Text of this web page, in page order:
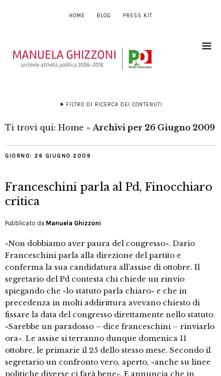
HOME BLOG PRESS KIT
FILTRO DI RICERCA DEI CONTENUTI
Ti trovi qui: Home » Archivi per 26 Giugno 2009
GIORNO: 26 GIUGNO 2009
Franceschini parla al Pd, Finocchiaro
critica
Pubblicato da Manuela Ghizzoni
«Non dobbiamo aver paura del congresso». Dario
Franceschini parla alla direzione del partito e
conferma la sua candidatura all’assise di ottobre. Il
segretario del Pd contesta chi chiede un rinvio
spiegando che «lo statuto parla chiaro» e che in
precedenza in molti addirittura avevano chiesto di
fissare la data del congresso direttamente nello statuto.
«Sarebbe un paradosso – dice franceschini – rinviarlo
ora». Le assise si terranno dunque domenica 11
ottobre, le primarie il 25 dello stesso mese. Secondo il
segretario un confronto vero, aperto, «anche su linee
politiche diverse ci farà bene». E annuncia che in